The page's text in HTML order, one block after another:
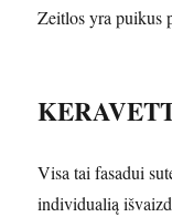
Zeitlos yra puikus
Visa tai fasadui
individualią